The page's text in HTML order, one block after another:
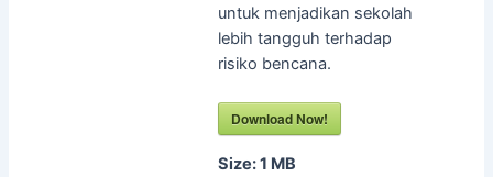
untuk menjadikan sekolah
lebih tangguh terhadap
risiko bencana.
Download Now!
Size:1 MB